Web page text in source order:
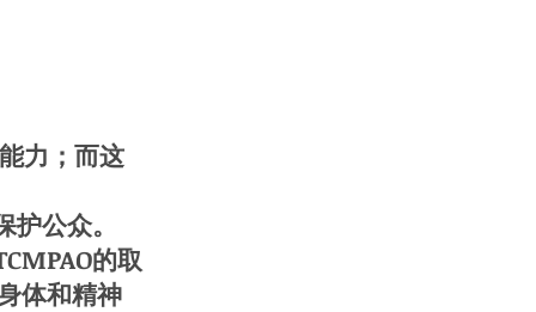
力；而这
公众。
的取
体和精神